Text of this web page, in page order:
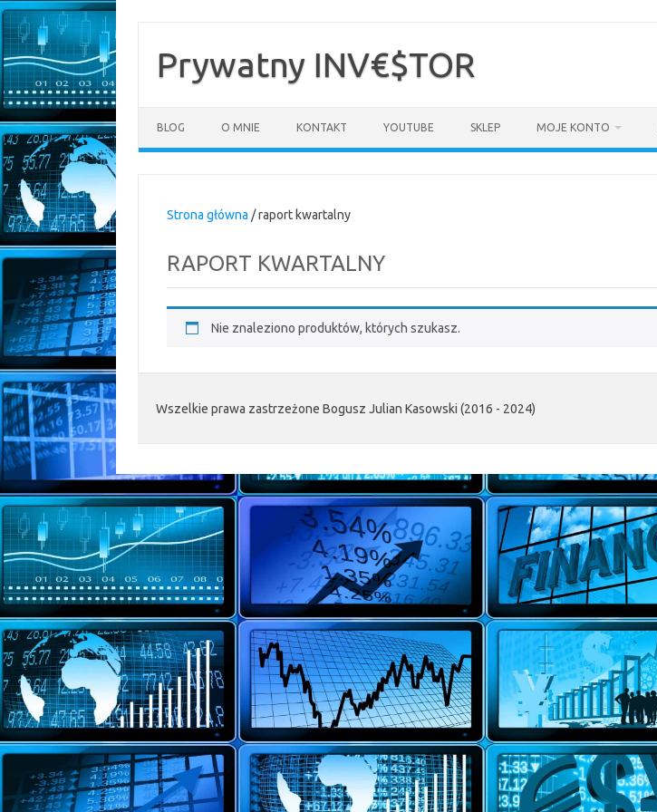
treściPrywatny INV€$TOR
BLOG O MNIE KONTAKT YOUTUBE SKLEP MOJE KONTO
Strona główna / raport kwartalny
RAPORT KWARTALNY
Nie znaleziono produktów, których szukasz.
Wszelkie prawa zastrzeżone Bogusz Julian Kasowski (2016 - 2024)